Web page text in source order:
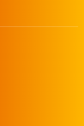
liên tục và
phẩm mỗi
hơn mà không
những sản